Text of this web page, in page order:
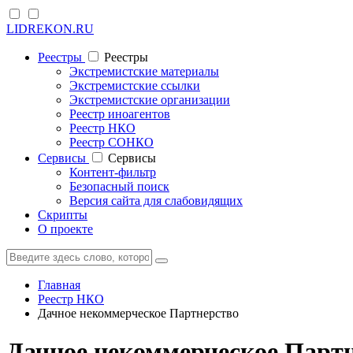
LIDREKON.RU
Реестры
Реестры
Экстремистские материалы
Экстремистские ссылки
Экстремистские организации
Реестр иноагентов
Реестр НКО
Реестр СОНКО
Cервисы
Cервисы
Контент-фильтр
Безопасный поиск
Версия сайта для слабовидящих
Скрипты
О проекте
Главная
Реестр НКО
Дачное некоммерческое Партнерство